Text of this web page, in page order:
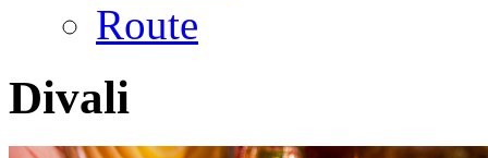
Route
Divali